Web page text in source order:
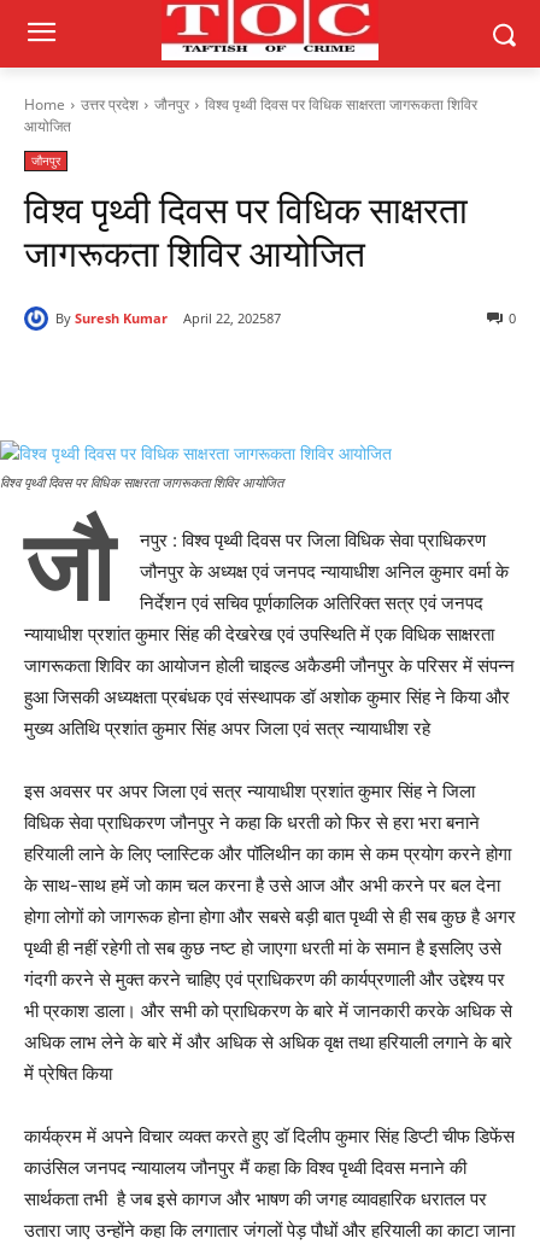
Home उत्तर प्रदेश जौनपुर
विश्व पृथ्वी दिवस पर विधिक साक्षरता जागरूकता शिविर
आयोजित
जौनपुर
विश्व पृथ्वी दिवस पर विधिक साक्षरता
जागरूकता शिविर आयोजित
By Suresh Kumar April 22, 2025 0
87
विश्व पृथ्वी दिवस पर विधिक साक्षरता जागरूकता शिविर आयोजित
जौ
नपुर : विश्व पृथ्वी दिवस पर जिला विधिक सेवा प्राधिकरण
जौनपुर के अध्यक्ष एवं जनपद न्यायाधीश अनिल कुमार वर्मा के
निर्देशन एवं सचिव पूर्णकालिक अतिरिक्त सत्र एवं जनपद
न्यायाधीश प्रशांत कुमार सिंह की देखरेख एवं उपस्थिति में एक विधिक साक्षरता
जागरूकता शिविर का आयोजन होली चाइल्ड अकैडमी जौनपुर के परिसर में संपन्न
हुआ जिसकी अध्यक्षता प्रबंधक एवं संस्थापक डॉ अशोक कुमार सिंह ने किया और
मुख्य अतिथि प्रशांत कुमार सिंह अपर जिला एवं सत्र न्यायाधीश रहे
इस अवसर पर अपर जिला एवं सत्र न्यायाधीश प्रशांत कुमार सिंह ने जिला
विधिक सेवा प्राधिकरण जौनपुर ने कहा कि धरती को फिर से हरा भरा बनाने
हरियाली लाने के लिए प्लास्टिक और पॉलिथीन का काम से कम प्रयोग करने होगा
के साथ-साथ हमें जो काम चल करना है उसे आज और अभी करने पर बल देना
होगा लोगों को जागरूक होना होगा और सबसे बड़ी बात पृथ्वी से ही सब कुछ है अगर
पृथ्वी ही नहीं रहेगी तो सब कुछ नष्ट हो जाएगा धरती मां के समान है इसलिए उसे
गंदगी करने से मुक्त करने चाहिए एवं प्राधिकरण की कार्यप्रणाली और उद्देश्य पर
भी प्रकाश डाला। और सभी को प्राधिकरण के बारे में जानकारी करके अधिक से
अधिक लाभ लेने के बारे में और अधिक से अधिक वृक्ष तथा हरियाली लगाने के बारे
में प्रेषित किया
कार्यक्रम में अपने विचार व्यक्त करते हुए डॉ दिलीप कुमार सिंह डिप्टी चीफ डिफेंस
काउंसिल जनपद न्यायालय जौनपुर मैं कहा कि विश्व पृथ्वी दिवस मनाने की
सार्थकता तभी है जब इसे कागज और भाषण की जगह व्यावहारिक धरातल पर
उतारा जाए उन्होंने कहा कि लगातार जंगलों पेड़ पौधों और हरियाली का काटा जाना